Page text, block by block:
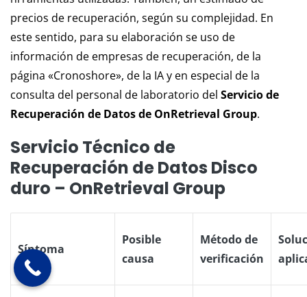
precios de recuperación, según su complejidad. En
este sentido, para su elaboración se uso de
información de empresas de recuperación, de la
página «Cronoshore», de la IA y en especial de la
consulta del personal de laboratorio del Servicio de
Recuperación de Datos de OnRetrieval Group.
Servicio Técnico de
Recuperación de Datos Disco
duro – OnRetrieval Group
Síntoma
Posible
causa
Método de
verificación